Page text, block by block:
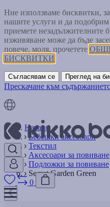
Ние използваме бисквитки,
нашите услуги и да
приемете незадължителните
изживяване може да бъде
повече, моля, прочетете
БИСКВИТКИ
Съгласявам се Преглед на
Прескачане към
0
Начало
Бебешки аксесоари
Текстил
Аксесоари за повиване
Подложки за повиване
Secret Garden Green